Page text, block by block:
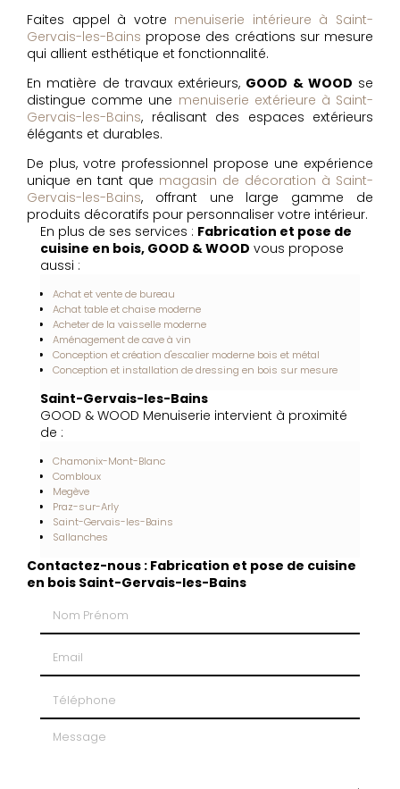
Faites appel à votre menuiserie intérieure à Saint-
Gervais-les-Bains propose des créations sur mesure
qui allient esthétique et fonctionnalité.
En matière de travaux extérieurs, GOOD & WOOD se
distingue comme une menuiserie extérieure à Saint-
Gervais-les-Bains, réalisant des espaces extérieurs
élégants et durables.
De plus, votre professionnel propose une expérience
unique en tant que magasin de décoration à Saint-
Gervais-les-Bains, offrant une large gamme de
produits décoratifs pour personnaliser votre intérieur.
En plus de ses services : Fabrication et pose de
cuisine en bois, GOOD & WOOD vous propose
aussi :
Achat et vente de bureau
Achat table et chaise moderne
Acheter de la vaisselle moderne
Aménagement de cave à vin
Conception et création d'escalier moderne bois et métal
Conception et installation de dressing en bois sur mesure
Saint-Gervais-les-Bains
GOOD & WOOD Menuiserie intervient à proximité
de :
Chamonix-Mont-Blanc
Combloux
Megève
Praz-sur-Arly
Saint-Gervais-les-Bains
Sallanches
Contactez-nous : Fabrication et pose de cuisine
en bois Saint-Gervais-les-Bains
Message